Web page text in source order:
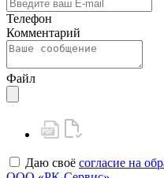
Телефон
Комментарий
Файл
Даю своё согласие на